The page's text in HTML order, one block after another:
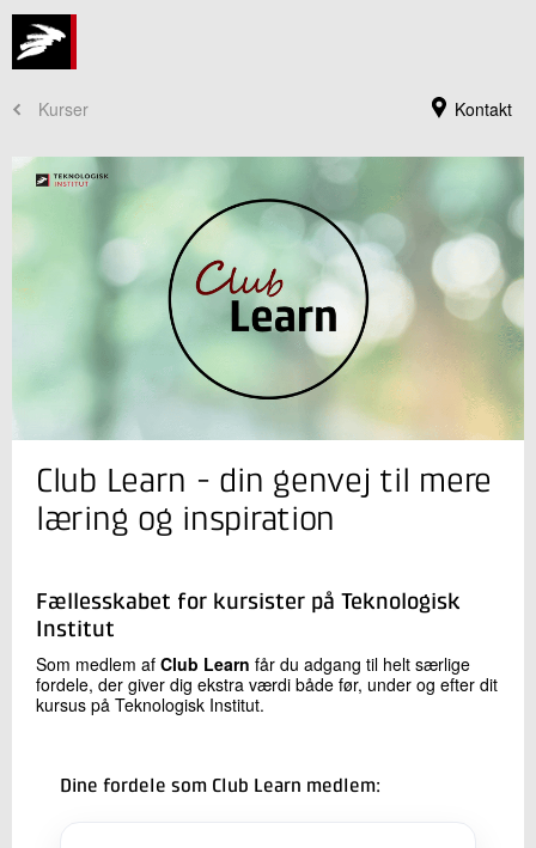
Kontakt
Kurser
+45 72 20 30 00
Send e-mail
Kontakt os
Club Learn - din genvej til mere
læring og inspiration
Fællesskabet for kursister på Teknologisk
Institut
Som medlem af Club Learn får du adgang til helt særlige
fordele, der giver dig ekstra værdi både før, under og efter dit
kursus på Teknologisk Institut.
Dine fordele som Club Learn medlem: